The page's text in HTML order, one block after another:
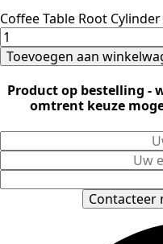
Coffee Table Root
Toevoegen aan
Product op bestelling -
omtrent keuze
Contacteer